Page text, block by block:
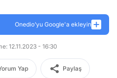
Onedio’yu Google'a ekleyin
12.11.2023 - 16:30
Yap Paylaş